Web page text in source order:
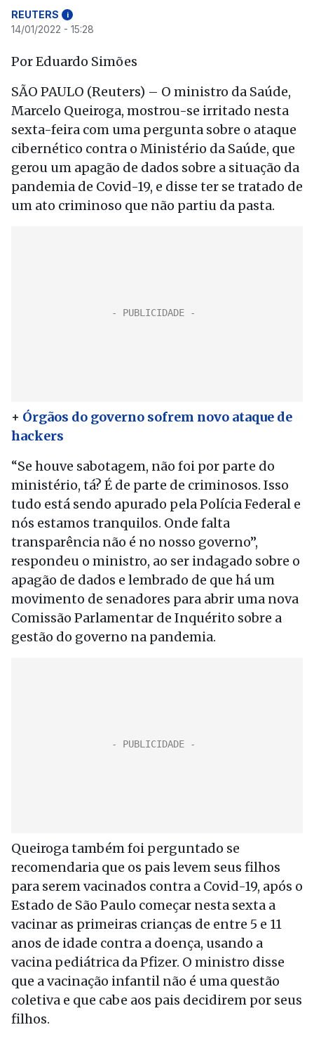
REUTERS i
14/01/2022 - 15:28
Por Eduardo Simões
SÃO PAULO (Reuters) – O ministro da Saúde,
Marcelo Queiroga, mostrou-se irritado nesta
sexta-feira com uma pergunta sobre o ataque
cibernético contra o Ministério da Saúde, que
gerou um apagão de dados sobre a situação da
pandemia de Covid-19, e disse ter se tratado de
um ato criminoso que não partiu da pasta.
+ Órgãos do governo sofrem novo ataque de
hackers
“Se houve sabotagem, não foi por parte do
ministério, tá? É de parte de criminosos. Isso
tudo está sendo apurado pela Polícia Federal e
nós estamos tranquilos. Onde falta
transparência não é no nosso governo”,
respondeu o ministro, ao ser indagado sobre o
apagão de dados e lembrado de que há um
movimento de senadores para abrir uma nova
Comissão Parlamentar de Inquérito sobre a
gestão do governo na pandemia.
Queiroga também foi perguntado se
recomendaria que os pais levem seus filhos
para serem vacinados contra a Covid-19, após o
Estado de São Paulo começar nesta sexta a
vacinar as primeiras crianças de entre 5 e 11
anos de idade contra a doença, usando a
vacina pediátrica da Pfizer. O ministro disse
que a vacinação infantil não é uma questão
coletiva e que cabe aos pais decidirem por seus
filhos.